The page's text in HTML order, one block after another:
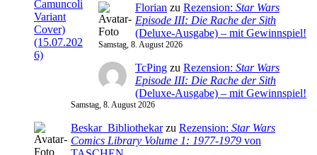
Florian zu Rezension: Star Wars
Episode III: Die Rache der Sith
(Deluxe-Ausgabe) – mit Gewinnspiel!
Samstag, 8. August 2026
TcPing zu Rezension: Star Wars
Episode III: Die Rache der Sith
(Deluxe-Ausgabe) – mit Gewinnspiel!
Samstag, 8. August 2026
Beskar_Bibliothekarzu Rezension: Star Wars
Comics Library Volume 1: 1977-1979 von